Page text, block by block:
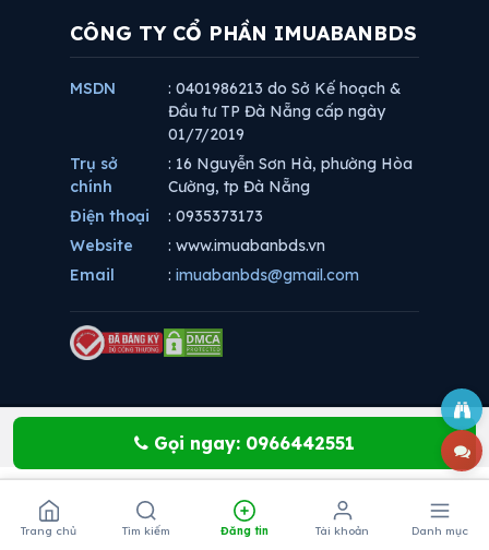
Gọi ngay: 0966442551
CÔNG TY CỔ PHẦN IMUABANBDS
MSDN
: 0401986213 do Sở Kế hoạch &
Đầu tư TP Đà Nẵng cấp ngày
01/7/2019
Trụ sở
chính
: 16 Nguyễn Sơn Hà, phường Hòa
Cường, tp Đà Nẵng
Điện thoại
: 0935373173
Website
: www.imuabanbds.vn
Email
: imuabanbds@gmail.com
Trang chủ Tìm kiếm Đăng tin Tài khoản Danh mục